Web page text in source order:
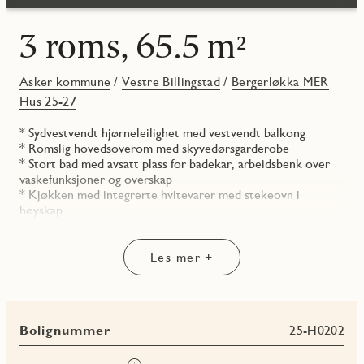
3 roms, 65.5 m²
Asker kommune /Vestre Billingstad/ Bergerløkka MER
Hus 25-27
* Sydvestvendt hjørneleilighet med vestvendt balkong
* Romslig hovedsoverom med skyvedørsgarderobe
* Stort bad med avsatt plass for badekar, arbeidsbenk over
vaskefunksjoner og overskap
* Kjøkken med integrerte hvitevarer med stekeovn i
høyskap
Les mer +
Bolignummer 25-H0202